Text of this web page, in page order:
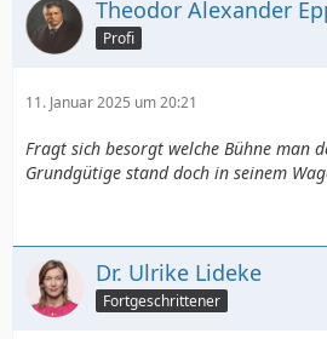
Theodor Alexander
Profi
11. Januar 2025 um 20:21
Fragt sich besorgt welche Bühne man
Grundgütige stand doch in seinem
Dr. Ulrike Lideke
Fortgeschrittener